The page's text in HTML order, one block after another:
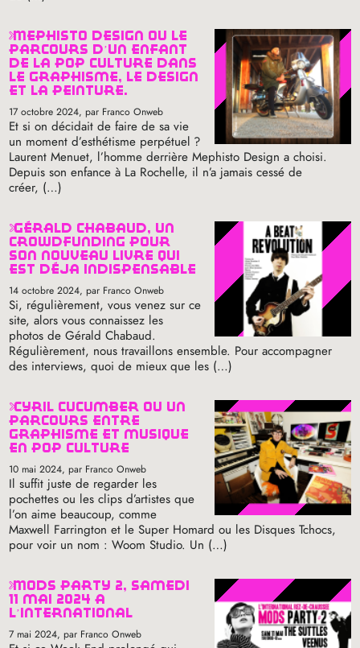
mephisto design où le
parcours d’un enfant
de la pop culture dans
le graphisme, le design
et la peinture.
17 octobre 2024, par Franco Onweb
Et si on décidait de faire de sa vie
un moment d’esthétisme perpétuel ?
Laurent Menuet, l’homme derrière Mephisto Design a choisi.
Depuis son enfance à La Rochelle, il n’a jamais cessé de
créer, (…)
gérald chabaud, un
crowdfunding pour
son nouveau livre qui
est déjà indispensable
14 octobre 2024, par Franco Onweb
Si, régulièrement, vous venez sur ce
site, alors vous connaissez les
photos de Gérald Chabaud.
Régulièrement, nous travaillons ensemble. Pour accompagner
des interviews, quoi de mieux que les (…)
cyril cucumber ou un
parcours entre
graphisme et musique
en pop culture
10 mai 2024, par Franco Onweb
Il suffit juste de regarder les
pochettes ou les clips d’artistes que
l’on aime beaucoup, comme
Maxwell Farrington et le Super Homard ou les Disques Tchocs,
pour voir un nom : Woom Studio. Un (…)
mods party 2, samedi
11 mai 2024 à
l’international
7 mai 2024, par Franco Onweb